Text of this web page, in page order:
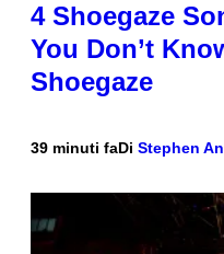
4 Shoegaze
You Don’t
Shoegaze
39 minuti faDi Stephen